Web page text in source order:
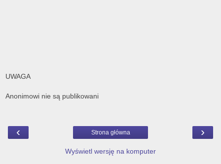
UWAGA
Anonimowi nie są publikowani
‹ ›
Strona główna
Wyświetl wersję na komputer